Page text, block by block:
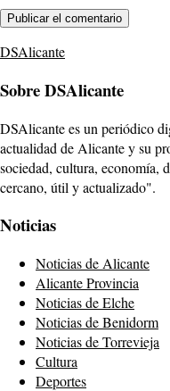
DSAlicante
Sobre DSAlicante
DSAlicante es un periódico
actualidad de Alicante y su
sociedad, cultura, economía,
cercano, útil y actualizado".
Noticias
Noticias de Alicante
Alicante Provincia
Noticias de Elche
Noticias de Benidorm
Noticias de Torrevieja
Cultura
Deportes